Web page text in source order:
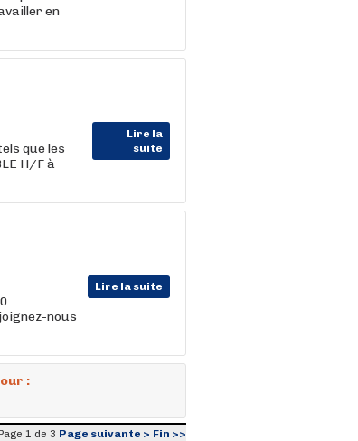
en
Lire la
suite
que les
H/F à
Lire la suite
nous
:
1 de 3 Page suivante > Fin >>